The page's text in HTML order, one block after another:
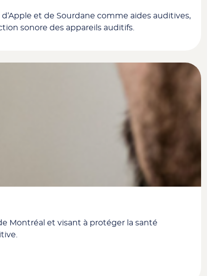
et de Sourdane comme aides auditives,
sonore des appareils auditifs.
Montréal et visant à protéger la santé